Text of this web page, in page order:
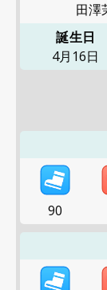
田澤
誕生日
4月16日
90